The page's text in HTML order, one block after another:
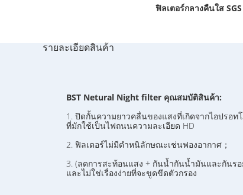
ฟิลเตอร์กลางคืนใส
รายละเอียดสินค้า
BST Netural Night filter คุณสมบัติสินค้า:
1. ปิดกั้นความยาวคลื่นของแสงที่เกิดจากไอปรอท
ที่มักใช้เป็นไฟถนนความละเอียด HD
2. ฟิลเตอร์ไม่มีตำหนิลักษณะเช่นฟองอากาศ；
3. (ลดการสะท้อนแสง + กันน้ำกันน้ำมันและกันร
และไม่ใช่เรื่องง่ายที่จะขูดขีดตัวกรอง